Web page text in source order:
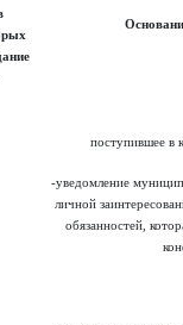
поступившее в
-уведомление
личной
обязанностей,